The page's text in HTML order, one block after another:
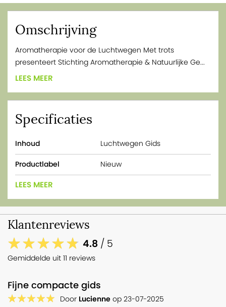
Omschrijving
Aromatherapie voor de Luchtwegen Met trots
presenteert Stichting Aromatherapie & Natuurlijke Ge...
LEES MEER
Specificaties
Inhoud Luchtwegen Gids
Productlabel Nieuw
LEES MEER
Klantenreviews
4.8 / 5
Gemiddelde uit 11 reviews
Fijne compacte gids
Door Lucienne op 23-07-2025